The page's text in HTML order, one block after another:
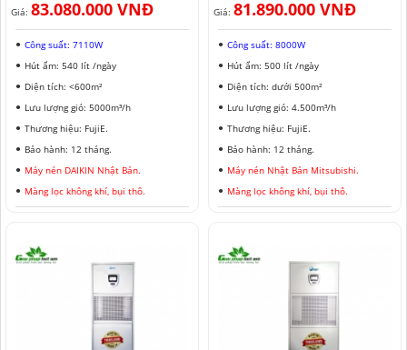
Giá: 83.080.000 VNĐ
Công suất: 7110W
Hút ẩm: 540 lít /ngày
Diện tích: <600m²
Lưu lượng gió: 5000m³/h
Thương hiệu: FujiE.
Bảo hành: 12 tháng.
Máy nén DAIKIN Nhật Bản.
Màng lọc không khí, bụi thô.
Giá: 81.890.000 VNĐ
Công suất: 8000W
Hút ẩm: 500 lít /ngày
Diện tích: dưới 500m²
Lưu lượng gió: 4.500m³/h
Thương hiệu: FujiE.
Bảo hành: 12 tháng.
Máy nén Nhật Bản Mitsubishi.
Màng lọc không khí, bụi thô.